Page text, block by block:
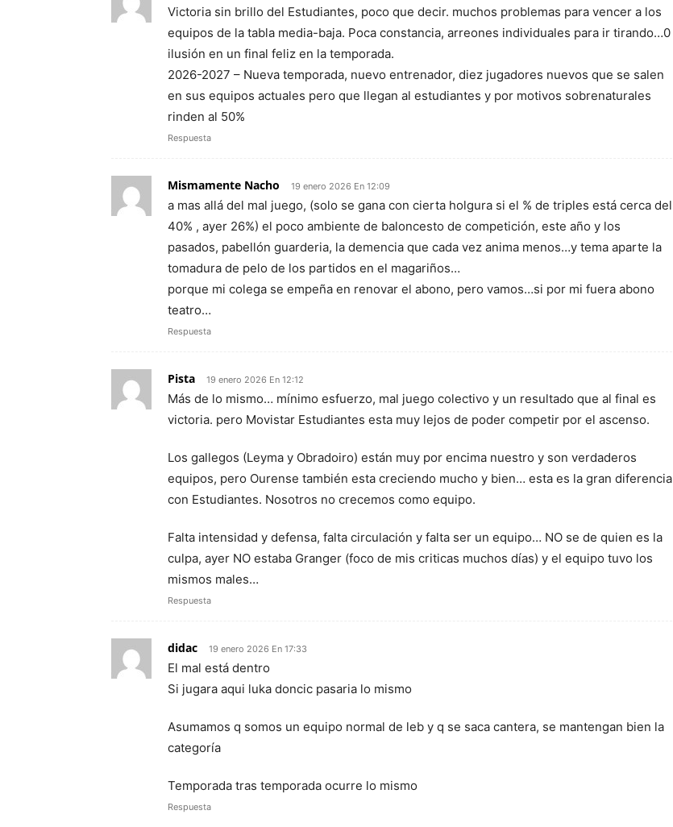
Victoria sin brillo del Estudiantes, poco que decir. muchos problemas para vencer a los
equipos de la tabla media-baja. Poca constancia, arreones individuales para ir tirando…0
ilusión en un final feliz en la temporada.
2026-2027 – Nueva temporada, nuevo entrenador, diez jugadores nuevos que se salen
en sus equipos actuales pero que llegan al estudiantes y por motivos sobrenaturales
rinden al 50%
Respuesta
Mismamente Nacho 19 enero 2026 En 12:09
a mas allá del mal juego, (solo se gana con cierta holgura si el % de triples está cerca del
40% , ayer 26%) el poco ambiente de baloncesto de competición, este año y los
pasados, pabellón guarderia, la demencia que cada vez anima menos…y tema aparte la
tomadura de pelo de los partidos en el magariños…
porque mi colega se empeña en renovar el abono, pero vamos…si por mi fuera abono
teatro…
Respuesta
Pista 19 enero 2026 En 12:12
Más de lo mismo… mínimo esfuerzo, mal juego colectivo y un resultado que al final es
victoria. pero Movistar Estudiantes esta muy lejos de poder competir por el ascenso.
Los gallegos (Leyma y Obradoiro) están muy por encima nuestro y son verdaderos
equipos, pero Ourense también esta creciendo mucho y bien… esta es la gran diferencia
con Estudiantes. Nosotros no crecemos como equipo.
Falta intensidad y defensa, falta circulación y falta ser un equipo… NO se de quien es la
culpa, ayer NO estaba Granger (foco de mis criticas muchos días) y el equipo tuvo los
mismos males…
Respuesta
didac 19 enero 2026 En 17:33
El mal está dentro
Si jugara aqui luka doncic pasaria lo mismo
Asumamos q somos un equipo normal de leb y q se saca cantera, se mantengan bien la
categoría
Temporada tras temporada ocurre lo mismo
Respuesta